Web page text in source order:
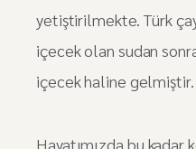
yetiştirilmekte. Türk
içecek olan sudan
içecek haline gelmiştir.
Hayatımızda bu kadar